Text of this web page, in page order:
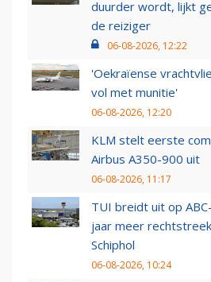
duurder wordt, lijkt
de reiziger
06-08-2026, 12:22
'Oekraïense
vol met munitie'
06-08-2026, 12:20
KLM stelt eerste
Airbus A350-900 uit
06-08-2026, 11:17
TUI breidt uit op
jaar meer
Schiphol
06-08-2026, 10:24